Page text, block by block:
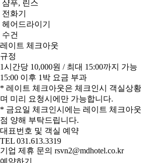
샴푸, 린스
전화기
헤어드라이기
수건
레이트 체크아웃
규정
1시간당 10,000원 / 최대 15:00까지 가능
15:00 이후 1박 요금 부과
* 레이트 체크아웃은 체크인시 객실상
며 미리 요청시에만 가능합니다.
* 금요일 체크인시에는 레이트 체크아
점 양해 부탁드립니다.
대표번호 및 객실 예약
TEL 031.613.3319
기업 제휴 문의 rsvn2@mdhotel.co.kr